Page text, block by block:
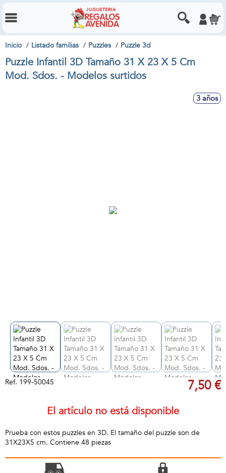
Inicio Listado familias Puzzles Puzzle 3d
Puzzle Infantil 3D Tamaño 31 X 23 X 5 Cm
Mod. Sdos. - Modelos surtidos
3 años
Ref. 199-50045 7,50 €
El artículo no está disponible
Prueba con estos puzzles en 3D. El tamaño del puzzle son de
31X23X5 cm. Contiene 48 piezas